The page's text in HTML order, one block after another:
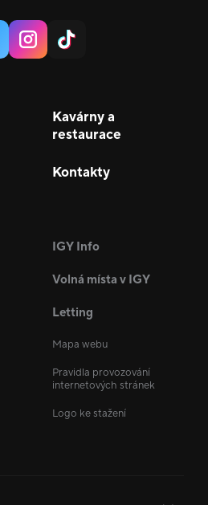
Kavárny a
restaurace
Kontakty
IGY Info
Volná místa v IGY
Letting
Mapa webu
Pravidla provozování
internetových stránek
Logo ke stažení